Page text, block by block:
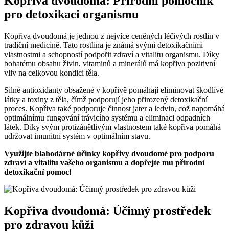
pro detoxikaci organismu
Kopřiva dvoudomá je jednou z nejvíce ceněných léčivých rostlin v
tradiční medicíně. Tato rostlina je známá svými detoxikačními
vlastnostmi a schopností podpořit zdraví a vitalitu organismu. Díky
bohatému obsahu živin, vitaminů a minerálů má kopřiva pozitivní
vliv na celkovou kondici těla.
Silné antioxidanty obsažené v kopřivě pomáhají eliminovat škodlivé
látky a toxiny z těla, čímž podporují jeho přirozený detoxikační
proces. Kopřiva také podporuje činnost jater a ledvin, což napomáhá
optimálnímu fungování trávicího systému a eliminaci odpadních
látek. Díky svým protizánětlivým vlastnostem také kopřiva pomáhá
udržovat imunitní systém v optimálním stavu.
Využijte blahodárné účinky kopřivy dvoudomé pro podporu
zdraví a vitalitu vašeho organismu a dopřejte mu přírodní
detoxikační pomoc!
Kopřiva dvoudomá: Účinný prostředek
pro zdravou kůži